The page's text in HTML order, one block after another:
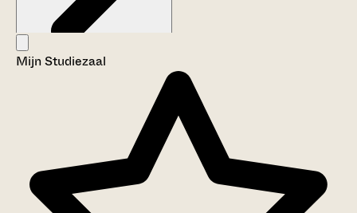
Aanwijzingen voor de gebruiker
Mijn Studiezaal